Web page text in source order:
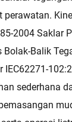
2004 Saklar
Balik
IEC62271-
sederhana